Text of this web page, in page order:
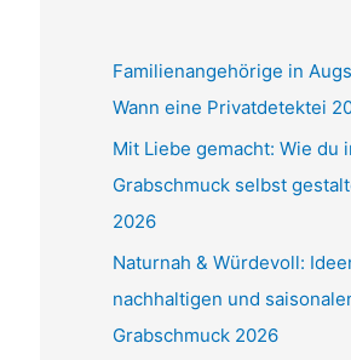
Familienangehörige in
Wann eine Privatdetektei
Mit Liebe gemacht: Wie du
Grabschmuck selbst
2026
Naturnah & Würdevoll:
nachhaltigen und
Grabschmuck 2026